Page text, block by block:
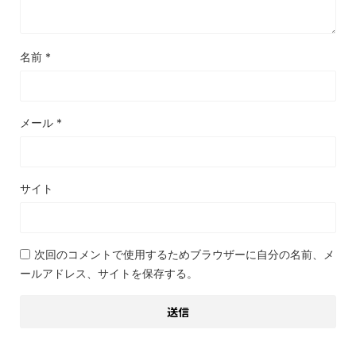
名前 *
メール *
サイト
次回のコメントで使用するためブラウザーに自分の名前、メ
ールアドレス、サイトを保存する。